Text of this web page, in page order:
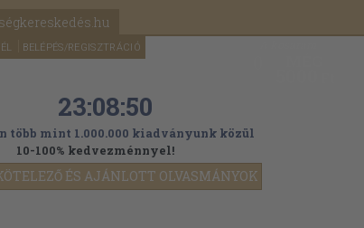
BELÉPÉS/REGISZTRÁCIÓ
ÉS AJÁNLOTT OLVASMÁNYOK
23:08:48
több mint 1.000.000 kiadványunk közül
10-100% kedvezménnyel!